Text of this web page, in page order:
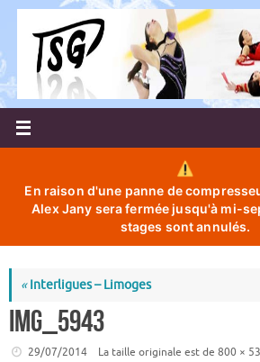
Passer
contenu
En raison d'une panne de
Alex Jany sera fermée jusqu'à mi-
stages sont annulés.
«Interligues – Limoges
IMG_5943
29/07/2014 La taille originale est de 800 ×